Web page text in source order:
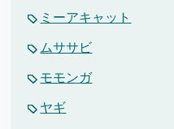
ミーアキャット
ムササビ
モモンガ
ヤギ